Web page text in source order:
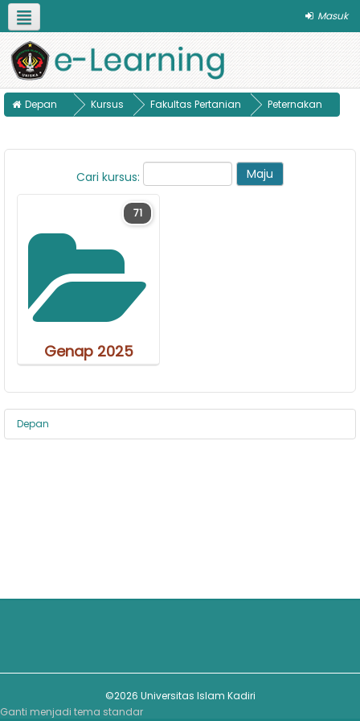
Masuk
Bahasa Indonesia ‎(id)‎ Pilih Program Studi
Panduan
Depan
Kursus Fakultas Pertanian Peternakan
Cari kursus:
71
Genap 2025
Depan
©2026 Universitas Islam Kadiri
Ganti menjadi tema standar